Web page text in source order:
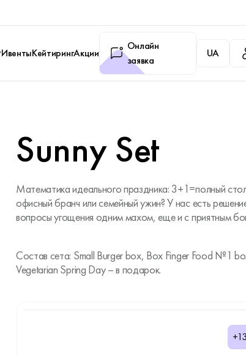
ИвентыКейтирингАкции
Онлайн
заявка
UA
Sunny Set
Математика идеального праздника: 3+1=полный
офисный бранч или семейный ужин? У нас есть
вопросы угощения одним махом, еще и с приятным
Состав сета: Small Burger box, Box Finger Food №1
Vegetarian Spring Day – в подарок.